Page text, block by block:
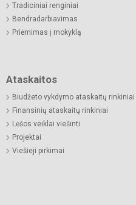
Tradiciniai renginiai
Bendradarbiavimas
Priėmimas į mokyklą
Ataskaitos
Biudžeto vykdymo ataskaitų rinkiniai
Finansinių ataskaitų rinkiniai
Lėšos veiklai viešinti
Projektai
Viešieji pirkimai